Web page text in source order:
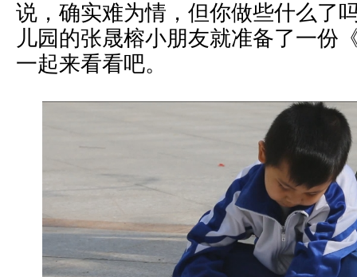
说，确实难为情，但你做些什么了
儿园的张晟榕小朋友就准备了一份
一起来看看吧。